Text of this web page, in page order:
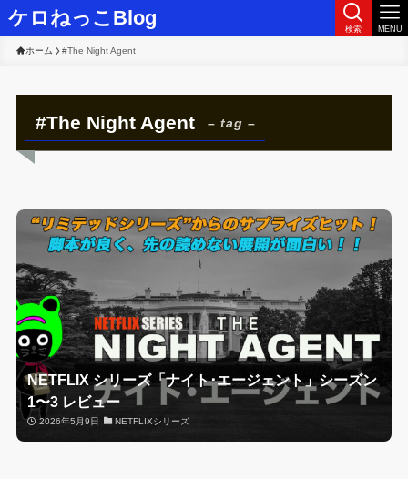
ケロねっこBlog 検索 MENU
ホーム #The Night Agent
#The Night Agent – tag –
NETFLIX シリーズ「ナイト･エージェント」シーズン
1〜3 レビュー
2026年5月9日 NETFLIXシリーズ